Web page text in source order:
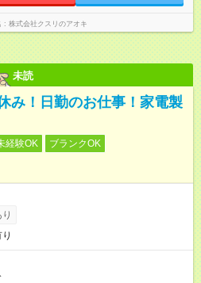
番：11時～20時 遅番：13時～22時
株式会社クスリのアオキ
未読
み！日勤のお仕事！家電製
経験OK
ブランクOK